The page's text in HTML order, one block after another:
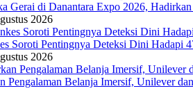
Gerai di Danantara Expo 2026,
2026
Soroti Pentingnya Deteksi Dini Hadapi
2026
Pengalaman Belanja Imersif, Unilever